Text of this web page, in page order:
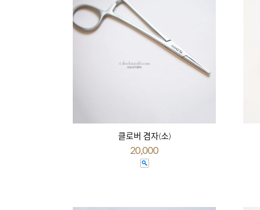
클로버 겸자(소)
20,000